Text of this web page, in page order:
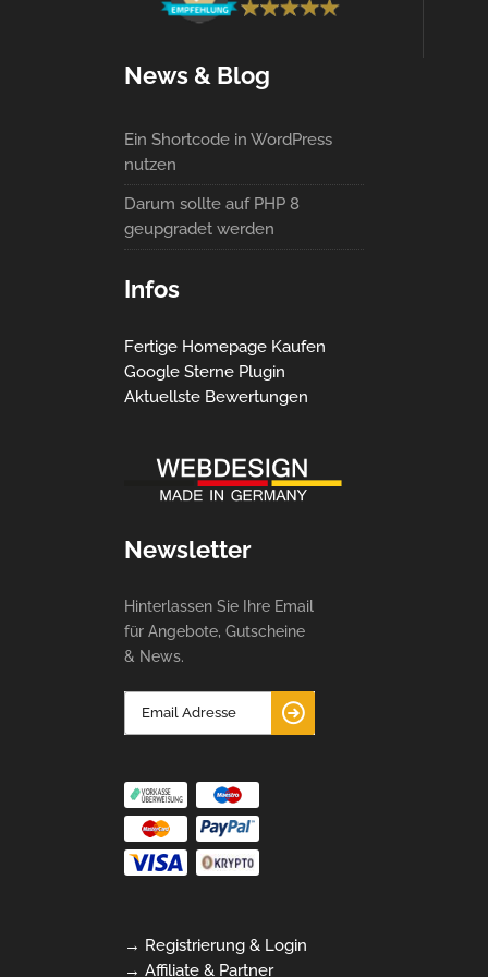
News & Blog
Ein Shortcode in WordPress
nutzen
Darum sollte auf PHP 8
geupgradet werden
Infos
Fertige Homepage Kaufen
Google Sterne Plugin
Aktuellste Bewertungen
Newsletter
Hinterlassen Sie Ihre Email
für Angebote, Gutscheine
& News.
→ Registrierung & Login
→ Affiliate & Partner